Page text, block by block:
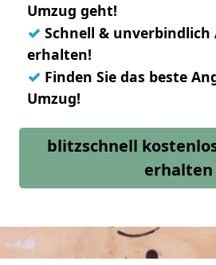
Umzug geht!
✓ Schnell & unverbindlich
erhalten!
✓ Finden Sie das beste
Umzug!
blitzschnell
erhalten